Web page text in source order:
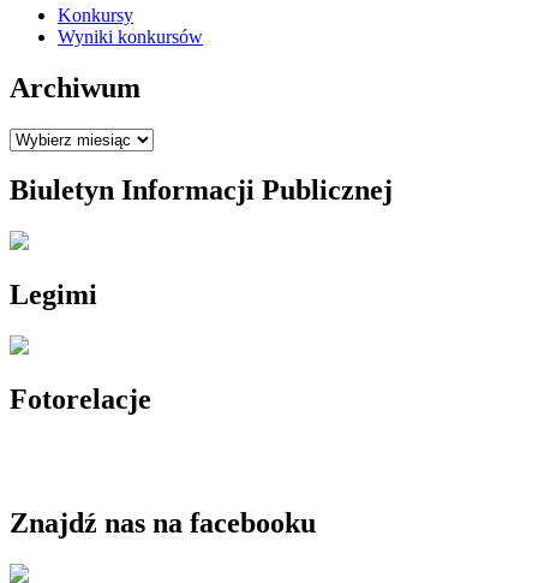
Konkursy
Wyniki konkursów
Archiwum
Archiwum
Biuletyn Informacji Publicznej
Legimi
Fotorelacje
Znajdź nas na facebooku